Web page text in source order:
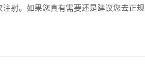
射。如果您真有需要还是建议您去正规